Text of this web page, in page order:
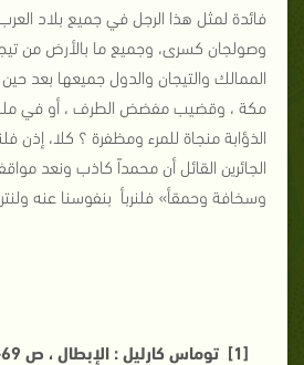
فائدة لمثل هذا الرجل في جميع بلاد
وصولجان كسرى، وجميع ما بالأرض من
الممالك والتيجان والدول جميعها بعد
مكة ، وقضيب مفضض الطرف ، أو في
الذؤابة منجاة للمرء ومظفرة ؟ كلا،
الجائرين القائل أن محمداً كاذب ونعد
وسخافة وحمقأ» فلنربأ بنفوسنا عنه
[1] توماس كارليل : الإبطال ، ص 69-70.